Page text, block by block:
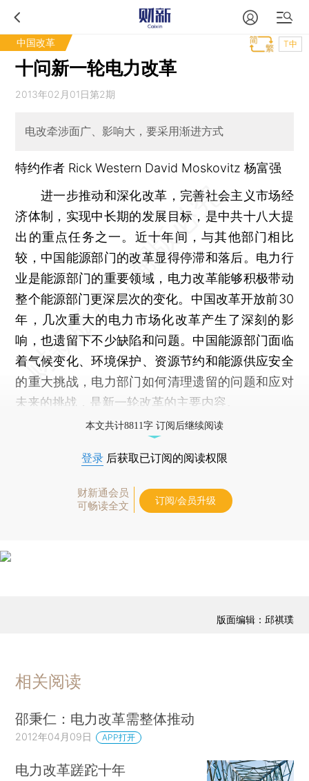
中国改革 T中
十问新一轮电力改革
2013年02月01日第2期
电改牵涉面广、影响大，要采用渐进方式
特约作者 Rick Western David Moskovitz 杨富强
进一步推动和深化改革，完善社会主义市场经
济体制，实现中长期的发展目标，是中共十八大提
出的重点任务之一。近十年间，与其他部门相比
较，中国能源部门的改革显得停滞和落后。电力行
业是能源部门的重要领域，电力改革能够积极带动
整个能源部门更深层次的变化。中国改革开放前30
年，几次重大的电力市场化改革产生了深刻的影
响，也遗留下不少缺陷和问题。中国能源部门面临
着气候变化、环境保护、资源节约和能源供应安全
的重大挑战，电力部门如何清理遗留的问题和应对
未来的挑战，是新一轮改革的主要内容。
本文共计8811字 订阅后继续阅读
登录 后获取已订阅的阅读权限
财新通会员
可畅读全文
订阅/会员升级
版面编辑：邱祺璞
相关阅读
邵秉仁：电力改革需整体推动
2012年04月09日 APP打开
电力改革蹉跎十年